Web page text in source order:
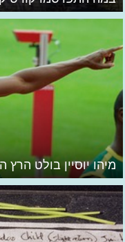
מיהו יוסיין בולט